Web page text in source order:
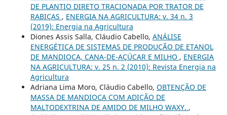
DE PLANTIO DIRETO TRACIONADA POR TRATOR DE
RABIÇAS , ENERGIA NA AGRICULTURA: v. 34 n. 3
(2019): Energia na Agricultura
Diones Assis Salla, Cláudio Cabello, ANÁLISE
ENERGÉTICA DE SISTEMAS DE PRODUÇÃO DE ETANOL
DE MANDIOCA, CANA-DE-AÇÚCAR E MILHO , ENERGIA
NA AGRICULTURA: v. 25 n. 2 (2010): Revista Energia na
Agricultura
Adriana Lima Moro, Cláudio Cabello, OBTENÇÃO DE
MASSA DE MANDIOCA COM ADIÇÃO DE
MALTODEXTRINA DE AMIDO DE MILHO WAXY. ,